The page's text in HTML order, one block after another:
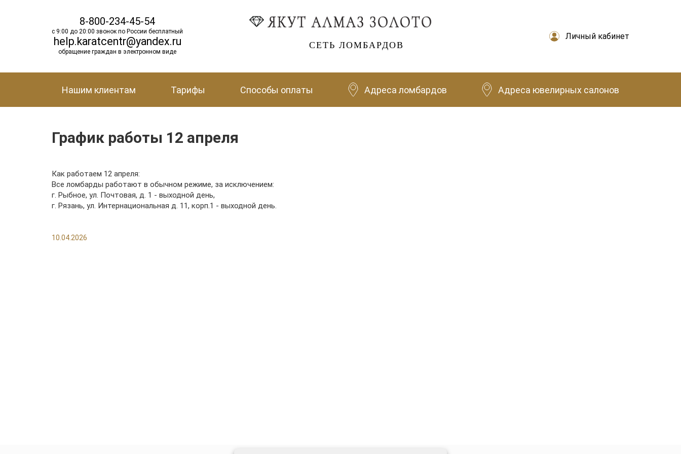
8-800-234-45-54
с 9:00 до 20:00 звонок по России бесплатный
help.karatcentr@yandex.ru
обращение граждан в электронном виде
СЕТЬ ЛОМБАРДОВ
Личный кабинет
Нашим клиентам Тарифы Способы оплаты Адреса ломбардов Адреса ювелирных салонов
График работы 12 апреля
Как работаем 12 апреля:
Все ломбарды работают в обычном режиме, за исключением:
г. Рыбное, ул. Почтовая, д. 1 - выходной день,
г. Рязань, ул. Интернациональная д. 11, корп.1 - выходной день.
10.04.2026